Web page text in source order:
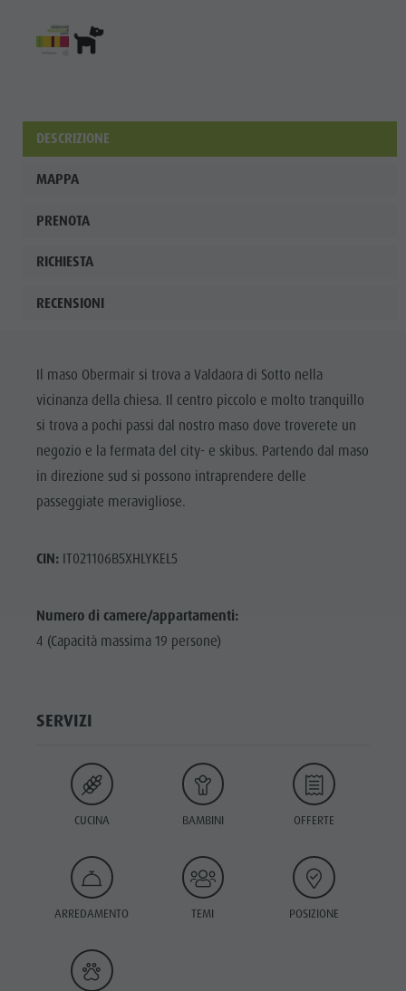
DESCRIZIONE
MAPPA
PRENOTA
RICHIESTA
RECENSIONI
Il maso Obermair si trova a Valdaora di Sotto nella
vicinanza della chiesa. Il centro piccolo e molto tranquillo
si trova a pochi passi dal nostro maso dove troverete un
negozio e la fermata del city- e skibus. Partendo dal maso
in direzione sud si possono intraprendere delle
passeggiate meravigliose.
CIN:IT021106B5XHLYKEL5
Numero di camere/appartamenti:
4 (Capacità massima 19 persone)
SERVIZI
CUCINA BAMBINI OFFERTE
ARREDAMENTO TEMI POSIZIONE